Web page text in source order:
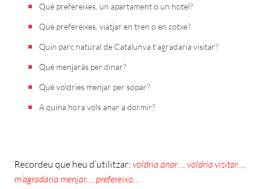
Què prefereixes, un apartament o un hotel?
Què prefereixes, viatjar en tren o en cotxe?
Quin parc natural de Catalunya t’agradaria visitar?
Què menjaràs per dinar?
Què voldries menjar per sopar?
A quina hora vols anar a dormir?
Recordeu que heu d’utilitzar: voldria anar…, voldria visitar…,
m’agradaria menjar…, prefereixo…